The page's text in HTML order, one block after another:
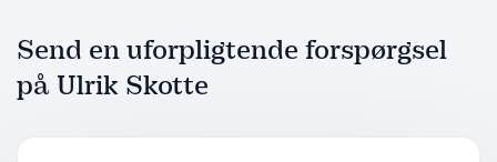
Send en uforpligtende forspørgsel
på Ulrik Skotte